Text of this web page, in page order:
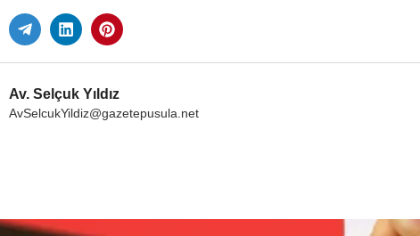
Av. Selçuk Yıldız
AvSelcukYildiz@gazetepusula.net